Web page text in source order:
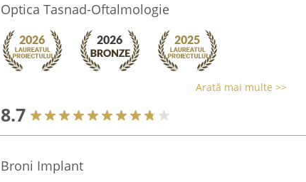
Optica Tasnad-Oftalmologie
Arată mai multe >>
8.7
Broni Implant